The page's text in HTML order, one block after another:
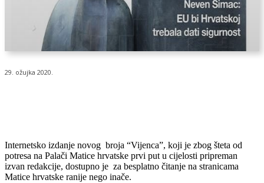
29. ožujka 2020.
Internetsko izdanje novog broja “Vijenca”, koji je zbog šteta od
potresa na Palači Matice hrvatske prvi put u cijelosti pripreman
izvan redakcije, dostupno je za besplatno čitanje na stranicama
Matice hrvatske ranije nego inače.